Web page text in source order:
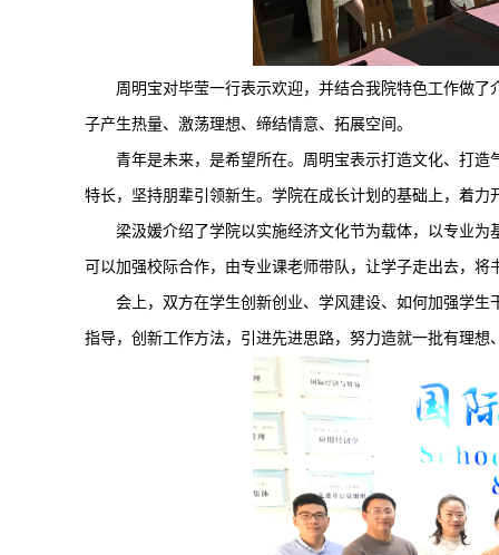
周明宝对毕莹一行表示欢迎，并结合我院特色工作做
子产生热量、激荡理想、缔结情意、拓展空间。
青年是未来，是希望所在。周明宝表示打造文化、打
特长，坚持朋辈引领新生。学院在成长计划的基础上，着
梁汲媛介绍了学院以实施经济文化节为载体，以专业
可以加强校际合作，由专业课老师带队，让学子走出去，将
会上，双方在学生创新创业、学风建设、如何加强学
指导，创新工作方法，引进先进思路，努力造就一批有理